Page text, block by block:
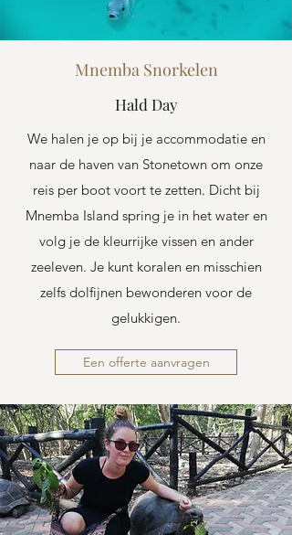
Mnemba Snorkelen
Hald Day
We halen je op bij je accommodatie en
naar de haven van Stonetown om onze
reis per boot voort te zetten. Dicht bij
Mnemba Island spring je in het water en
volg je de kleurrijke vissen en ander
zeeleven. Je kunt koralen en misschien
zelfs dolfijnen bewonderen voor de
gelukkigen.
Een offerte aanvragen